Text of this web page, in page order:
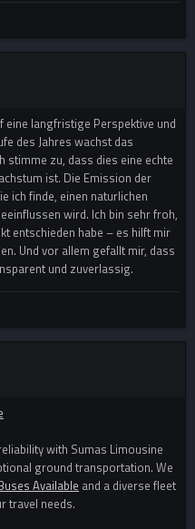
eine langfristige Perspektive und
des Jahres wachst das
stimme zu, dass dies eine echte
ist. Die Emission der
ich finde, einen naturlichen
wird. Ich bin sehr froh,
entschieden habe – es hilft mir
Und vor allem gefallt mir, dass
und zuverlassig.
with Sumas Limousine
ground transportation. We
Available and a diverse fleet
travel needs.